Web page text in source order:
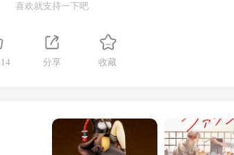
喜欢就支持一下吧
14 分享 收藏